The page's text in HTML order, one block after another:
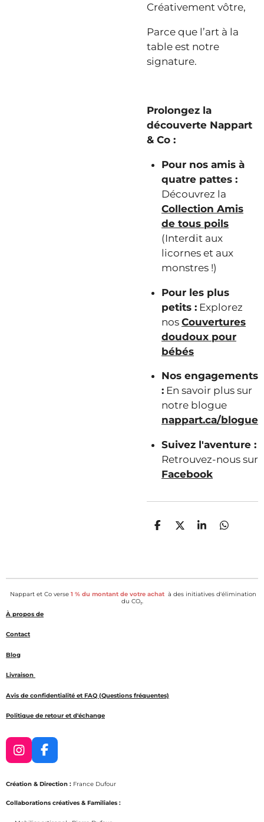
Créativement vôtre,
Parce que l’art à la
table est notre
signature.
Prolongez la
découverte Nappart
& Co :
Pour nos amis à
quatre pattes :
Découvrez la
Collection Amis
de tous poils
(Interdit aux
licornes et aux
monstres !)
Pour les plus
petits : Explorez
nos Couvertures
doudoux pour
bébés
Nos engagements
: En savoir plus sur
notre blogue
nappart.ca/blogue
Suivez l'aventure :
Retrouvez-nous sur
Facebook
P
g
r
P
g
r
P
g
e
r
P
g
e
r
Nappart et Co verse 1 % du montant de votre achat à des initiatives d'élimination
du CO₂.
À propos de
Contact
Blog
Livraison
Avis de confidentialité et FAQ (Questions fréquentes)
Politique de retour et d'échange
I
n
s
a
F
a
c
b
Création & Direction : France Dufour
Collaborations créatives & Familiales :